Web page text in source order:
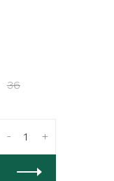
36
+
-